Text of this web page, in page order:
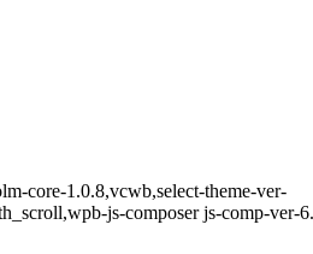
core-1.0.8,vcwb,select-theme-ver-
js-composer js-comp-ver-